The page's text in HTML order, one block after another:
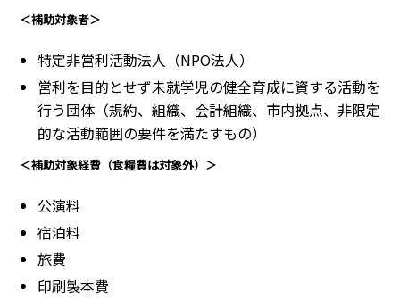
＜補助対象者＞
特定非営利活動法人（NPO法人）
営利を目的とせず未就学児の健全育成に資する活動を
行う団体（規約、組織、会計組織、市内拠点、非限定
的な活動範囲の要件を満たすもの）
＜補助対象経費（食糧費は対象外）＞
公演料
宿泊料
旅費
印刷製本費